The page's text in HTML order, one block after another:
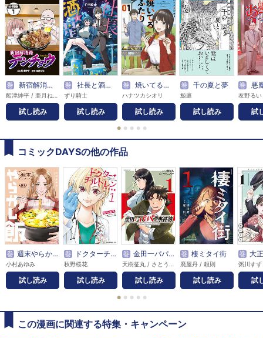
巻 新宿解消録テンチョウ みいちゃんと山田さん外伝 分冊版
試し読み
巻 社長と酒と星
ずり騎士
試し読み
巻 焼いてるふたり
ハナツカシオリ
試し読み
巻 千の夏と夢
鯨庭
試し読み
巻 悪魔の赤
友野るい
試
● ● ● ● ●
コミックDAYSの他の作品
巻 週末やらかし飯
小村あゆみ
試し読み
巻 ドクターチルドレン～小児外科医～
秋野桜花
試し読み
巻 金田一パパの事件簿
試し読み
巻 棲ミタイ街
廃屋丹 / 頼則
試し読み
巻 大正
粥川すず
試
● ● ● ● ●
この漫画に関連する特集・キャンペーン